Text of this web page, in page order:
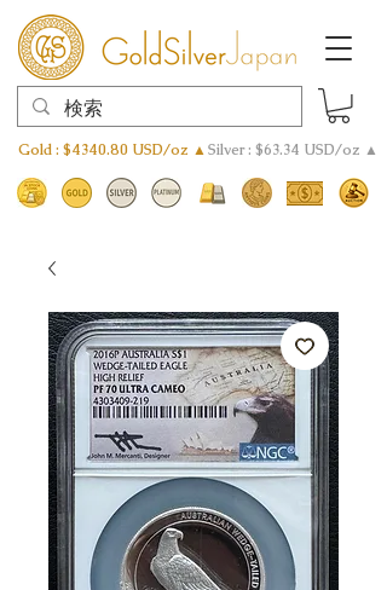
Gold : $4340.80 USD/oz ▲Silver : $63.34 USD/oz ▲